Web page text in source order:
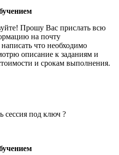
Прошу Вас прислать всю
на почту
что необходимо
описание к заданиям и
и срокам выполнения.
сессия под ключ ?